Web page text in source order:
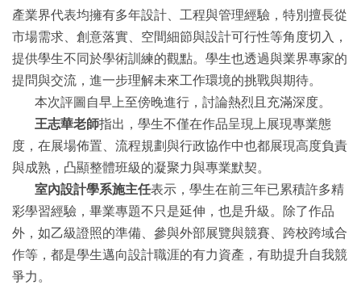
產業界代表均擁有多年設計、工程與管理經驗，特別擅長從
市場需求、創意落實、空間細節與設計可行性等角度切入，
提供學生不同於學術訓練的觀點。學生也透過與業界專家的
提問與交流，進一步理解未來工作環境的挑戰與期待。
本次評圖自早上至傍晚進行，討論熱烈且充滿深度。
王志華老師指出，學生不僅在作品呈現上展現專業態
度，在展場佈置、流程規劃與行政協作中也都展現高度負責
與成熟，凸顯整體班級的凝聚力與專業默契。
室內設計學系施主任表示，學生在前三年已累積許多精
彩學習經驗，畢業專題不只是延伸，也是升級。除了作品
外，如乙級證照的準備、參與外部展覽與競賽、跨校跨域合
作等，都是學生邁向設計職涯的有力資產，有助提升自我競
爭力。